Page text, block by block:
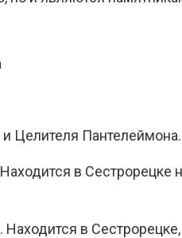
в Сестрорецке
в